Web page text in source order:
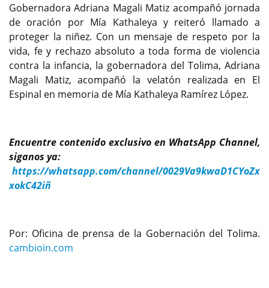
Gobernadora Adriana Magali Matiz acompañó jornada
de oración por Mía Kathaleya y reiteró llamado a
proteger la niñez. Con un mensaje de respeto por la
vida, fe y rechazo absoluto a toda forma de violencia
contra la infancia, la gobernadora del Tolima, Adriana
Magali Matiz, acompañó la velatón realizada en El
Espinal en memoria de Mía Kathaleya Ramírez López.
Encuentre contenido exclusivo en WhatsApp Channel,
siganos ya:
https://whatsapp.com/channel/0029Va9kwaD1CYoZx
xokC42iñ
Por: Oficina de prensa de la Gobernación del Tolima.
cambioin.com